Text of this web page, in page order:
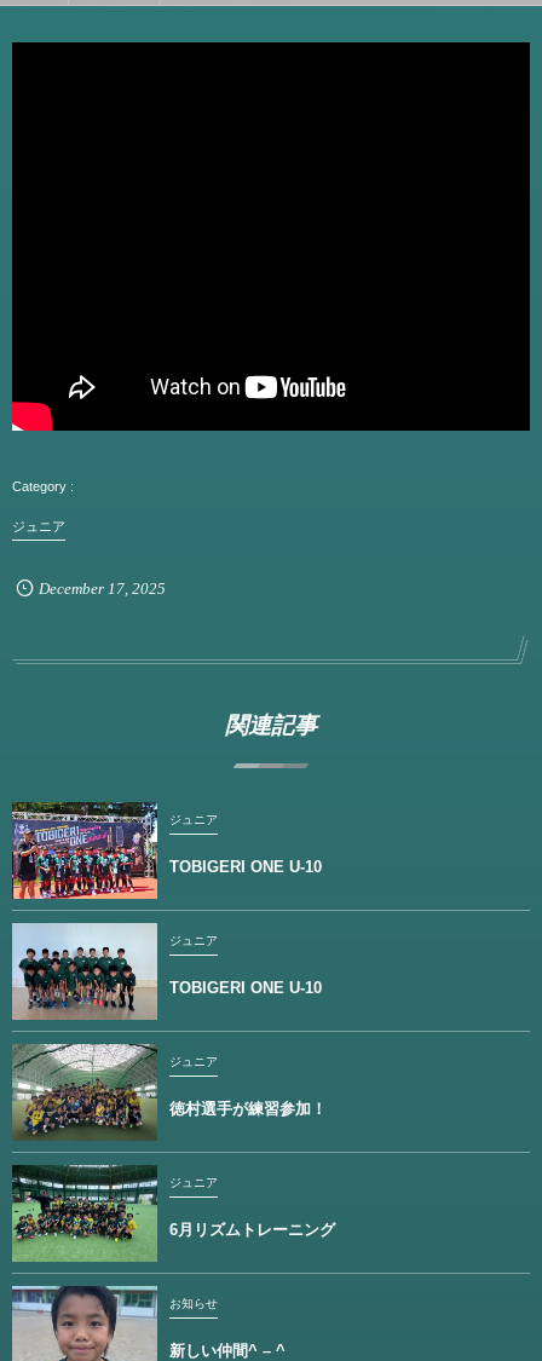
ジュニア
December 17, 2025
関連記事
ジュニア
TOBIGERI ONE U-10
ジュニア
TOBIGERI ONE U-10
ジュニア
徳村選手が練習参加！
ジュニア
6月リズムトレーニング
お知らせ
新しい仲間^ – ^